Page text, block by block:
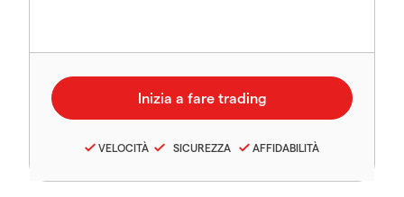
VELOCITÀ SICUREZZA AFFIDABILITÀ